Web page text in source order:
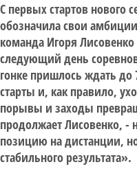
С первых стартов нового
обозначила свои
команда Игоря
следующий день
гонке пришлось ждать
старты и, как правило,
порывы и заходы
продолжает Лисовенко, -
позицию на дистанции,
стабильного результата».